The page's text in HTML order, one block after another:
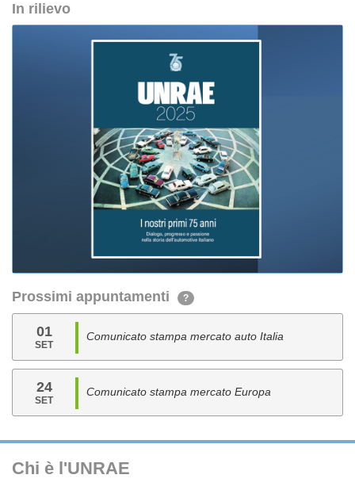
In rilievo
Prossimi appuntamenti ?
01
SET
Comunicato stampa mercato auto Italia
24
SET
Comunicato stampa mercato Europa
Chi è l'UNRAE